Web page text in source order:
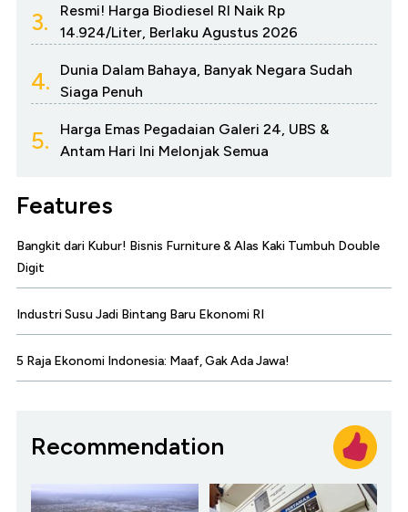
3.
Resmi! Harga Biodiesel RI Naik Rp
14.924/Liter, Berlaku Agustus 2026
4.
Dunia Dalam Bahaya, Banyak Negara Sudah
Siaga Penuh
5.
Harga Emas Pegadaian Galeri 24, UBS &
Antam Hari Ini Melonjak Semua
Features
Bangkit dari Kubur! Bisnis Furniture & Alas Kaki Tumbuh Double
Digit
Industri Susu Jadi Bintang Baru Ekonomi RI
5 Raja Ekonomi Indonesia: Maaf, Gak Ada Jawa!
Recommendation